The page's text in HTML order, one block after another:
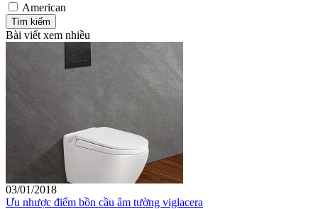
American
Bài viết xem nhiều
03/01/2018
Ưu nhược điểm bồn cầu âm tường viglacera